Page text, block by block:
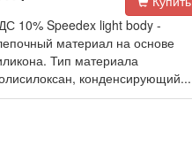
10% Speedex light body -
материал на основе
Тип материала
конденсирующий...